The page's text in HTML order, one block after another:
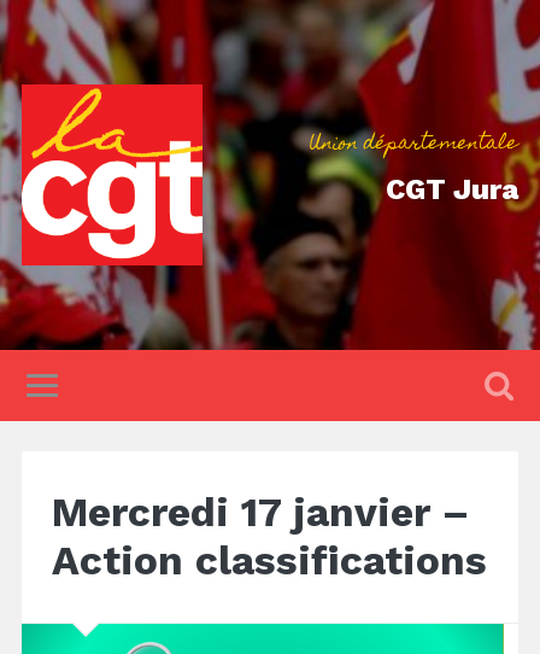
Union départementale
CGT Jura
Mercredi 17 janvier –
Action classifications